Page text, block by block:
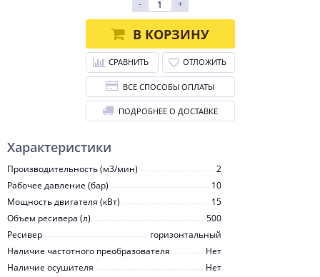
Характеристики
Производительность (м3/мин)
2
Рабочее давление (бар)
10
Мощность двигателя (кВт)
15
Объем ресивера (л)
500
Ресивер
горизонтальный
Наличие частотного преобразователя
Нет
Наличие осушителя
Нет
-
+
В КОРЗИНУ
СРАВНИТЬ ОТЛОЖИТЬ
ВСЕ СПОСОБЫ ОПЛАТЫ
ПОДРОБНЕЕ О ДОСТАВКЕ